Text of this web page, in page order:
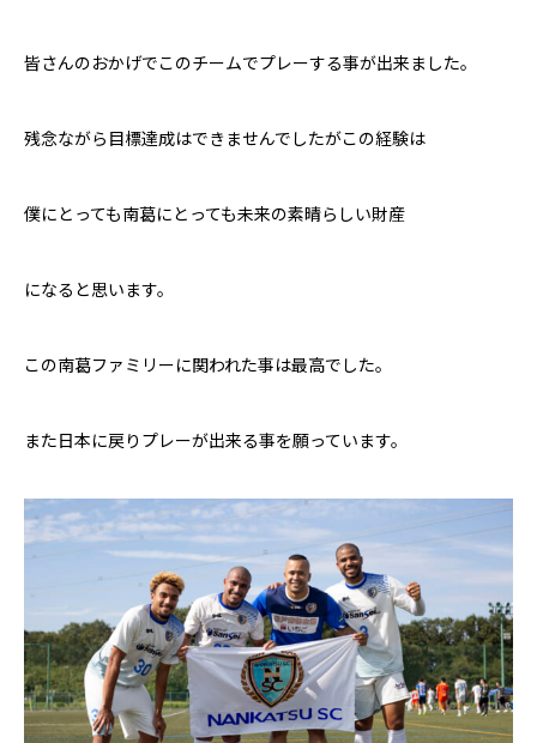
皆さんのおかげでこのチームでプレーする事が出来ました。
残念ながら目標達成はできませんでしたがこの経験は
僕にとっても南葛にとっても未来の素晴らしい財産
になると思います。
この南葛ファミリーに関われた事は最高でした。
また日本に戻りプレーが出来る事を願っています。